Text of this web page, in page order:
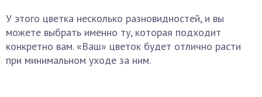
У этого цветка несколько разновидностей, и вы
можете выбрать именно ту, которая подходит
конкретно вам. «Ваш» цветок будет отлично расти
при минимальном уходе за ним.